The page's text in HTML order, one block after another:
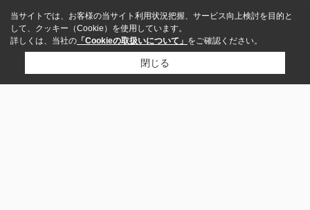
当サイトでは、お客様の当サイト利用状況把握、サービス向上検討を目的と
して、クッキー（Cookie）を使用しています。
詳しくは、当社の 「Cookieの取扱いについて」 をご確認ください。
閉じる